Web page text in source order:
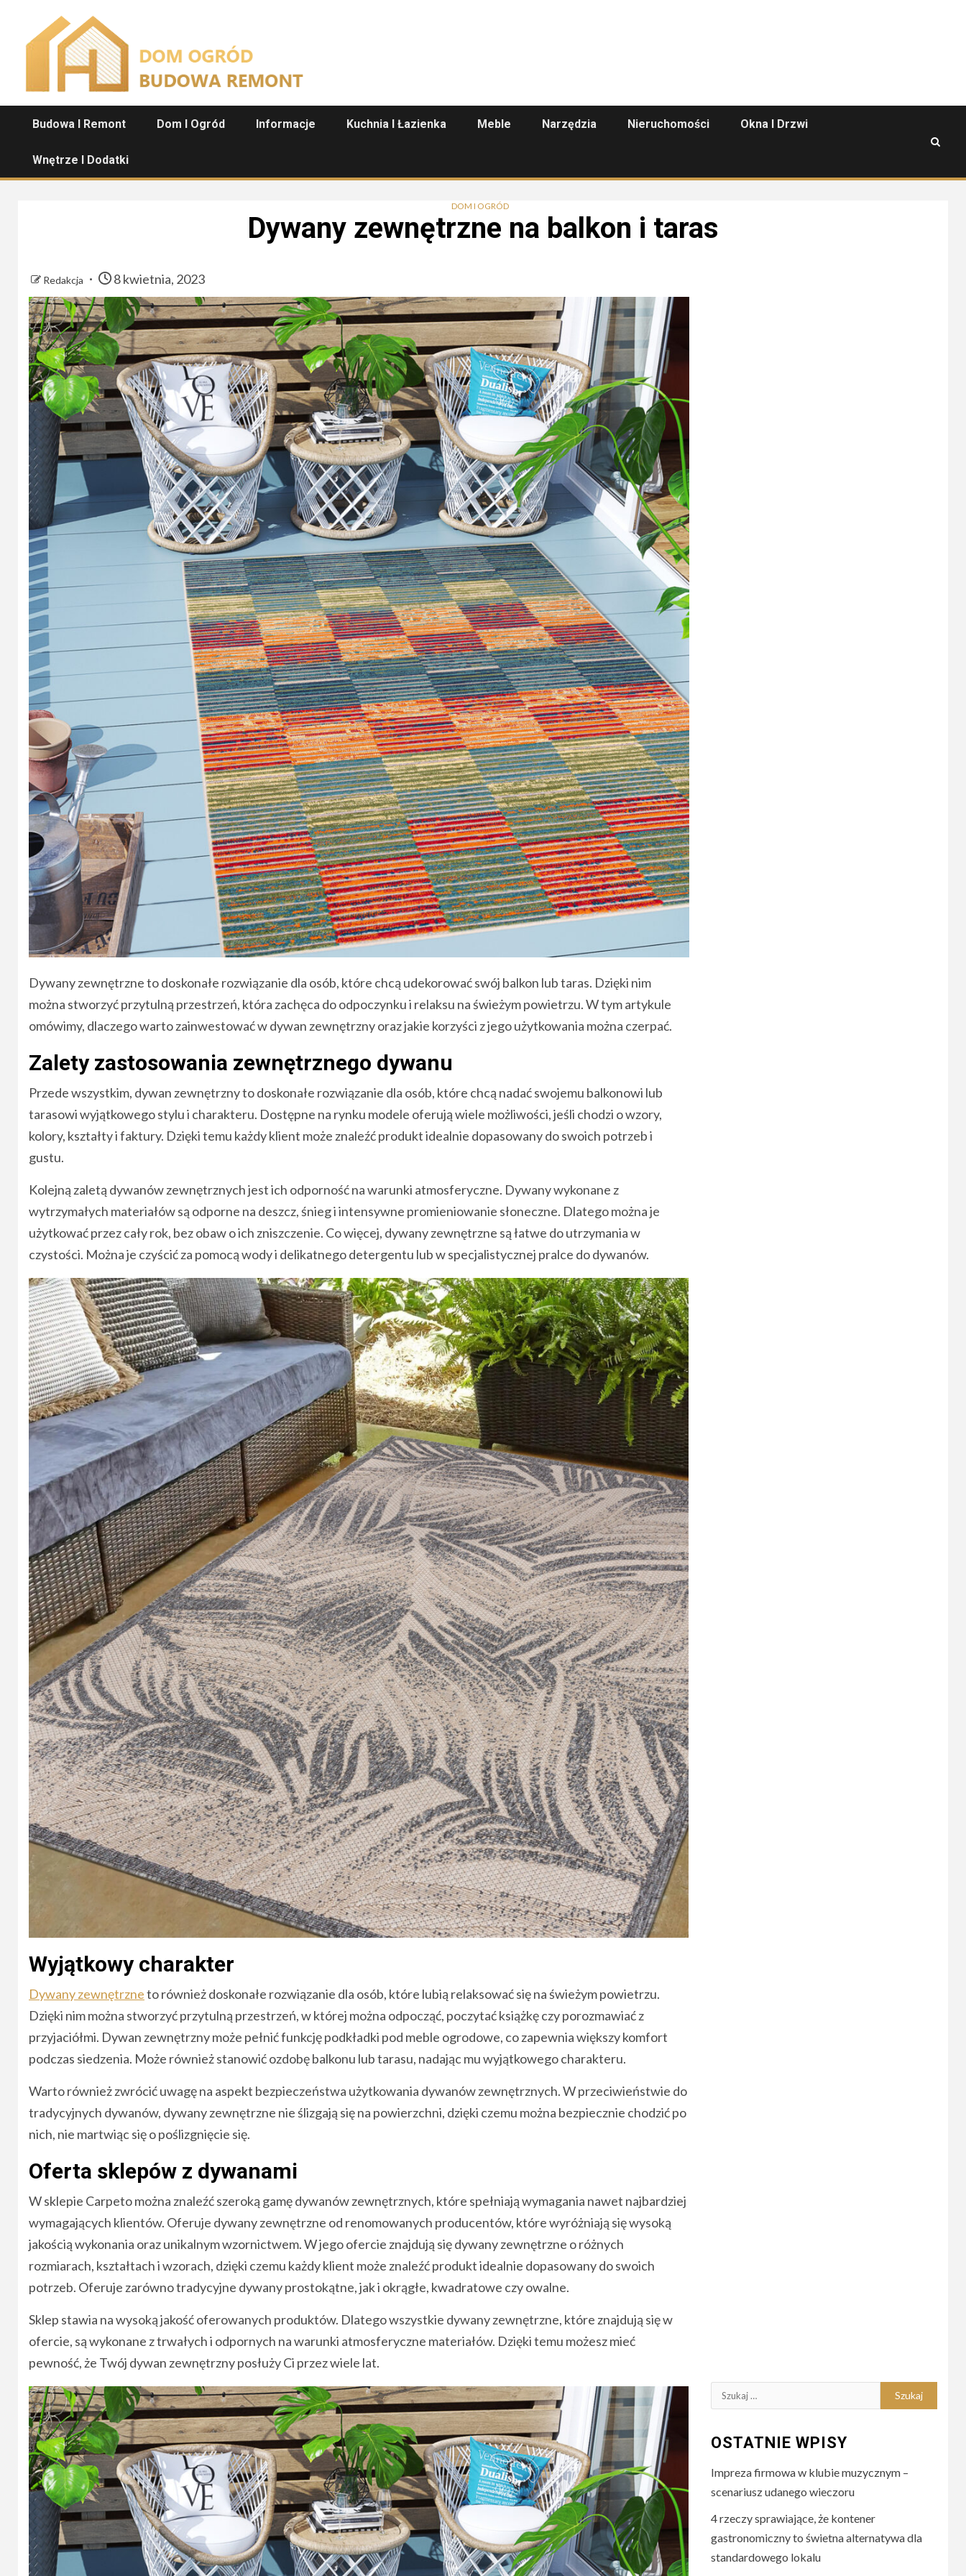
treści
Budowa I Remont Dom I Ogród Informacje Kuchnia I Łazienka Meble Narzędzia Nieruchomości Okna I Drzwi
Wnętrze I Dodatki
DOM I OGRÓD
Dywany zewnętrzne na balkon i taras
Redakcja 8 kwietnia, 2023
Dywany zewnętrzne to doskonałe rozwiązanie dla osób, które chcą udekorować swój balkon lub taras. Dzięki nim
można stworzyć przytulną przestrzeń, która zachęca do odpoczynku i relaksu na świeżym powietrzu. W tym artykule
omówimy, dlaczego warto zainwestować w dywan zewnętrzny oraz jakie korzyści z jego użytkowania można czerpać.
Zalety zastosowania zewnętrznego dywanu
Przede wszystkim, dywan zewnętrzny to doskonałe rozwiązanie dla osób, które chcą nadać swojemu balkonowi lub
tarasowi wyjątkowego stylu i charakteru. Dostępne na rynku modele oferują wiele możliwości, jeśli chodzi o wzory,
kolory, kształty i faktury. Dzięki temu każdy klient może znaleźć produkt idealnie dopasowany do swoich potrzeb i
gustu.
Kolejną zaletą dywanów zewnętrznych jest ich odporność na warunki atmosferyczne. Dywany wykonane z
wytrzymałych materiałów są odporne na deszcz, śnieg i intensywne promieniowanie słoneczne. Dlatego można je
użytkować przez cały rok, bez obaw o ich zniszczenie. Co więcej, dywany zewnętrzne są łatwe do utrzymania w
czystości. Można je czyścić za pomocą wody i delikatnego detergentu lub w specjalistycznej pralce do dywanów.
Wyjątkowy charakter
Dywany zewnętrzneto również doskonałe rozwiązanie dla osób, które lubią relaksować się na świeżym powietrzu.
Dzięki nim można stworzyć przytulną przestrzeń, w której można odpocząć, poczytać książkę czy porozmawiać z
przyjaciółmi. Dywan zewnętrzny może pełnić funkcję podkładki pod meble ogrodowe, co zapewnia większy komfort
podczas siedzenia. Może również stanowić ozdobę balkonu lub tarasu, nadając mu wyjątkowego charakteru.
Warto również zwrócić uwagę na aspekt bezpieczeństwa użytkowania dywanów zewnętrznych. W przeciwieństwie do
tradycyjnych dywanów, dywany zewnętrzne nie ślizgają się na powierzchni, dzięki czemu można bezpiecznie chodzić po
nich, nie martwiąc się o poślizgnięcie się.
Oferta sklepów z dywanami
W sklepie Carpeto można znaleźć szeroką gamę dywanów zewnętrznych, które spełniają wymagania nawet najbardziej
wymagających klientów. Oferuje dywany zewnętrzne od renomowanych producentów, które wyróżniają się wysoką
jakością wykonania oraz unikalnym wzornictwem. W jego ofercie znajdują się dywany zewnętrzne o różnych
rozmiarach, kształtach i wzorach, dzięki czemu każdy klient może znaleźć produkt idealnie dopasowany do swoich
potrzeb. Oferuje zarówno tradycyjne dywany prostokątne, jak i okrągłe, kwadratowe czy owalne.
Sklep stawia na wysoką jakość oferowanych produktów. Dlatego wszystkie dywany zewnętrzne, które znajdują się w
ofercie, są wykonane z trwałych i odpornych na warunki atmosferyczne materiałów. Dzięki temu możesz mieć
pewność, że Twój dywan zewnętrzny posłuży Ci przez wiele lat.
Szukaj:
OSTATNIE WPISY
Impreza firmowa w klubie muzycznym –
scenariusz udanego wieczoru
4 rzeczy sprawiające, że kontener
gastronomiczny to świetna alternatywa dla
standardowego lokalu